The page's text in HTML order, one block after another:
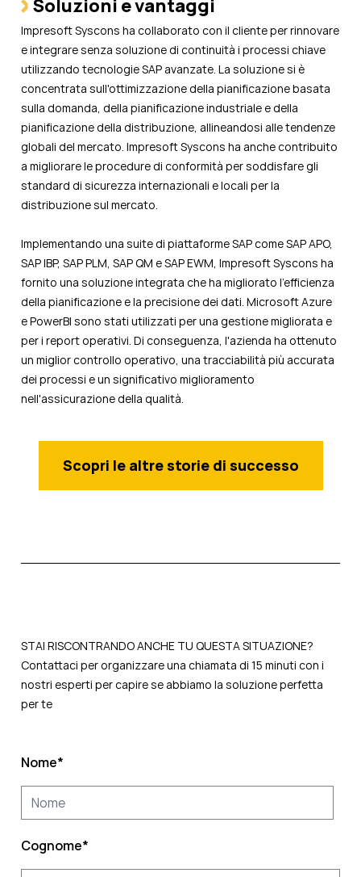
Soluzioni e vantaggi
Impresoft Syscons ha collaborato con il cliente per rinnovare
e integrare senza soluzione di continuità i processi chiave
utilizzando tecnologie SAP avanzate. La soluzione si è
concentrata sull'ottimizzazione della pianificazione basata
sulla domanda, della pianificazione industriale e della
pianificazione della distribuzione, allineandosi alle tendenze
globali del mercato. Impresoft Syscons ha anche contribuito
a migliorare le procedure di conformità per soddisfare gli
standard di sicurezza internazionali e locali per la
distribuzione sul mercato.
Implementando una suite di piattaforme SAP come SAP APO,
SAP IBP, SAP PLM, SAP QM e SAP EWM, Impresoft Syscons ha
fornito una soluzione integrata che ha migliorato l'efficienza
della pianificazione e la precisione dei dati. Microsoft Azure
e PowerBI sono stati utilizzati per una gestione migliorata e
per i report operativi. Di conseguenza, l'azienda ha ottenuto
un miglior controllo operativo, una tracciabilità più accurata
dei processi e un significativo miglioramento
nell'assicurazione della qualità.
Scopri le altre storie di successo
STAI RISCONTRANDO ANCHE TU QUESTA SITUAZIONE?
Contattaci per organizzare una chiamata di 15 minuti con i
nostri esperti per capire se abbiamo la soluzione perfetta
per te
Nome*
Cognome*